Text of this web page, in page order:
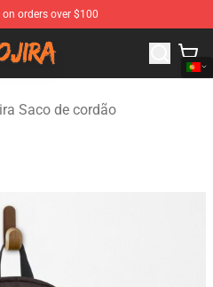
orders over $100
Merchandise Store
Saco de cordão